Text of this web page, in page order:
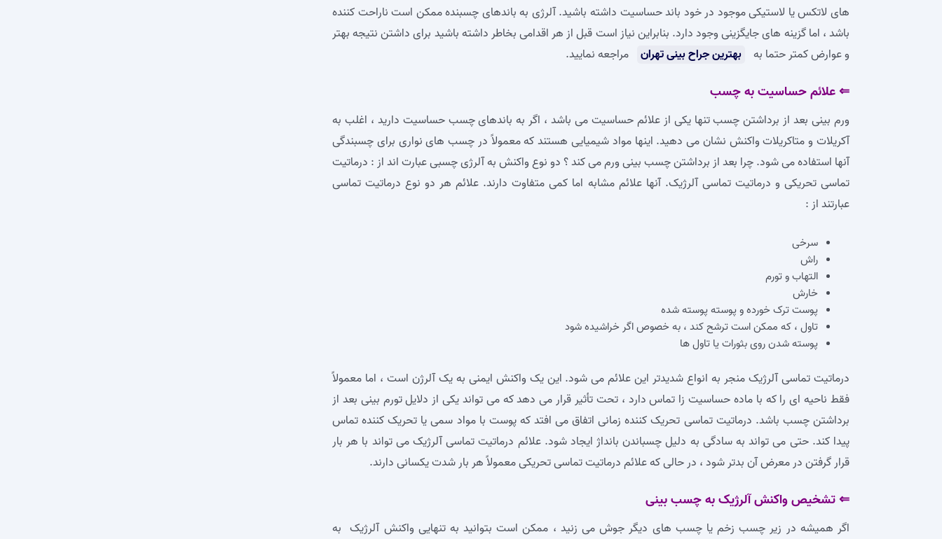
های لاتکس یا لاستیکی موجود در خود باند حساسیت داشته باشید. آلرژی به باندهای چسبنده ممکن است ناراحت کننده
باشد ، اما گزینه‌ های جایگزینی وجود دارد. بنابراین نیاز است قبل از هر اقدامی بخاطر داشته باشید برای داشتن نتیجه بهتر
و عوارض کمتر حتما به
بهترین جراح بینی تهران مراجعه نمایید.
⇐ علائم حساسیت به چسب
ورم بینی بعد از برداشتن چسب تنها یکی از علائم حساسیت می‌ باشد ، اگر به باندهای چسب حساسیت دارید ، اغلب به
آکریلات و متاکریلات واکنش نشان می‌ دهید. اینها مواد شیمیایی هستند که معمولاً در چسب‌ های نواری برای چسبندگی
آنها استفاده می‌ شود. چرا بعد از برداشتن چسب بینی ورم می کند ؟ دو نوع واکنش به آلرژی چسبی عبارت‌ اند از : درماتیت
تماسی تحریکی و درماتیت تماسی آلرژیک. آنها علائم مشابه اما کمی متفاوت دارند. علائم هر دو نوع درماتیت تماسی
عبارتند از :
سرخی
راش
التهاب و تورم
خارش
پوست ترک خورده و پوسته پوسته شده
تاول ، که ممکن است ترشح کند ، به خصوص اگر خراشیده شود
پوسته شدن روی بثورات یا تاول ها
درماتیت تماسی آلرژیک منجر به انواع شدیدتر این علائم می‌ شود. این یک واکنش ایمنی به یک آلرژن است ، اما معمولاً
فقط ناحیه‌ ای را که با ماده حساسیت‌ زا تماس دارد ، تحت تأثیر قرار می‌ دهد که می‌ تواند یکی از دلایل تورم بینی بعد از
برداشتن چسب باشد. درماتیت تماسی تحریک کننده زمانی اتفاق می‌ افتد که پوست با مواد سمی یا تحریک کننده تماس
پیدا کند. حتی می‌ تواند به سادگی به دلیل چسباندن بانداژ ایجاد شود. علائم درماتیت تماسی آلرژیک می‌ تواند با هر بار
قرار گرفتن در معرض آن بدتر شود ، در حالی که علائم درماتیت تماسی تحریکی معمولاً هر بار شدت یکسانی دارند.
⇐ تشخیص واکنش آلرژیک به چسب بینی
اگر همیشه در زیر چسب زخم یا چسب‌ های دیگر جوش می‌ زنید ، ممکن است بتوانید به تنهایی واکنش آلرژیک به